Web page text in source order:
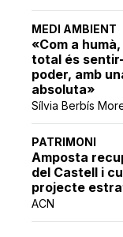
MEDI AMBIENT
«Com a
total és
poder, amb
absoluta»
Sílvia Berbís
PATRIMONI
Amposta
del Castell i
projecte
ACN